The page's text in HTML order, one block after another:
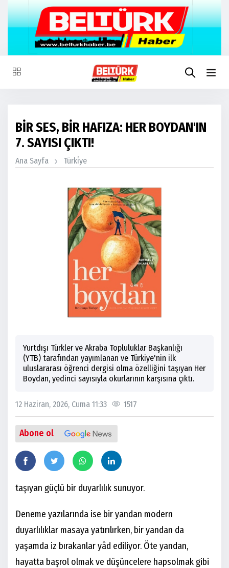
BİR SES, BİR HAFIZA: HER BOYDAN'IN
7. SAYISI ÇIKTI!
Ana Sayfa Türki̇ye
Yurtdışı Türkler ve Akraba Topluluklar Başkanlığı
(YTB) tarafından yayımlanan ve Türkiye'nin ilk
uluslararası öğrenci dergisi olma özelliğini taşıyan Her
Boydan, yedinci sayısıyla okurlarının karşısına çıktı.
12 Haziran, 2026, Cuma 11:33 1517
Abone ol
taşıyan güçlü bir duyarlılık sunuyor.
Deneme yazılarında ise bir yandan modern
duyarlılıklar masaya yatırılırken, bir yandan da
yaşamda iz bırakanlar yâd ediliyor. Öte yandan,
hayatta başrol olmak ve düşüncelere hapsolmak gibi